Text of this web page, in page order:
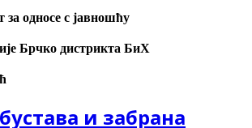
односе с јавношћу
Брчко дистрикта БиХ
и забрана